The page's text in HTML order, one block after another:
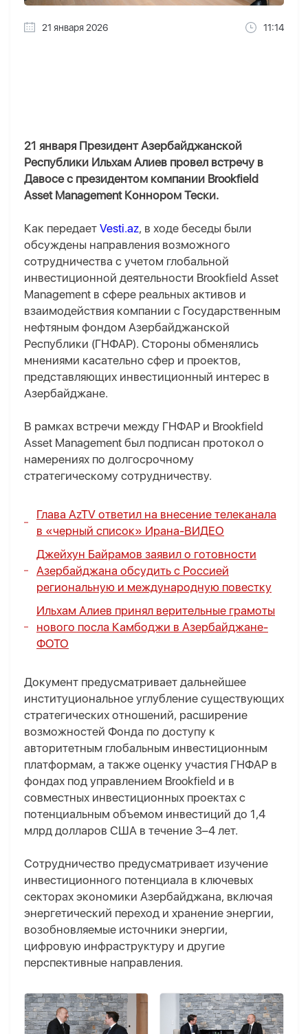
21 января 2026 11:14
21 января Президент Азербайджанской
Республики Ильхам Алиев провел встречу в
Давосе с президентом компании Brookfield
Asset Management Коннором Тески.
Как передает Vesti.az, в ходе беседы были
обсуждены направления возможного
сотрудничества с учетом глобальной
инвестиционной деятельности Brookfield Asset
Management в сфере реальных активов и
взаимодействия компании с Государственным
нефтяным фондом Азербайджанской
Республики (ГНФАР). Стороны обменялись
мнениями касательно сфер и проектов,
представляющих инвестиционный интерес в
Азербайджане.
В рамках встречи между ГНФАР и Brookfield
Asset Management был подписан протокол о
намерениях по долгосрочному
стратегическому сотрудничеству.
Глава AzTV ответил на внесение телеканала
в «черный список» Ирана-ВИДЕО
Джейхун Байрамов заявил о готовности
Азербайджана обсудить с Россией
региональную и международную повестку
Ильхам Алиев принял верительные грамоты
нового посла Камбоджи в Азербайджане-
ФОТО
Документ предусматривает дальнейшее
институциональное углубление существующих
стратегических отношений, расширение
возможностей Фонда по доступу к
авторитетным глобальным инвестиционным
платформам, а также оценку участия ГНФАР в
фондах под управлением Brookfield и в
совместных инвестиционных проектах с
потенциальным объемом инвестиций до 1,4
млрд долларов США в течение 3–4 лет.
Сотрудничество предусматривает изучение
инвестиционного потенциала в ключевых
секторах экономики Азербайджана, включая
энергетический переход и хранение энергии,
возобновляемые источники энергии,
цифровую инфраструктуру и другие
перспективные направления.